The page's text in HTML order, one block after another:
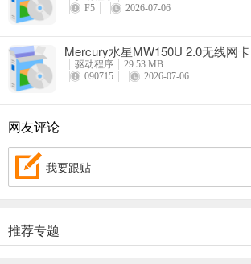
F5
2026-07-06
Mercury水星MW150U 2.0无线网卡
驱动程序
29.53 MB
090715
2026-07-06
网友评论
我要跟贴
推荐专题